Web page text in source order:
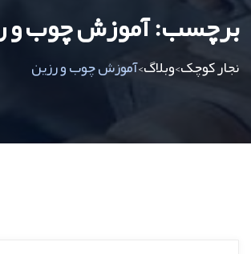
برچسب:آموزش چوب و
نجار کوچک>وبلاگ>آموزش چوب و رزین